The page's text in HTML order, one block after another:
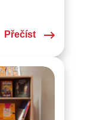
Přečíst